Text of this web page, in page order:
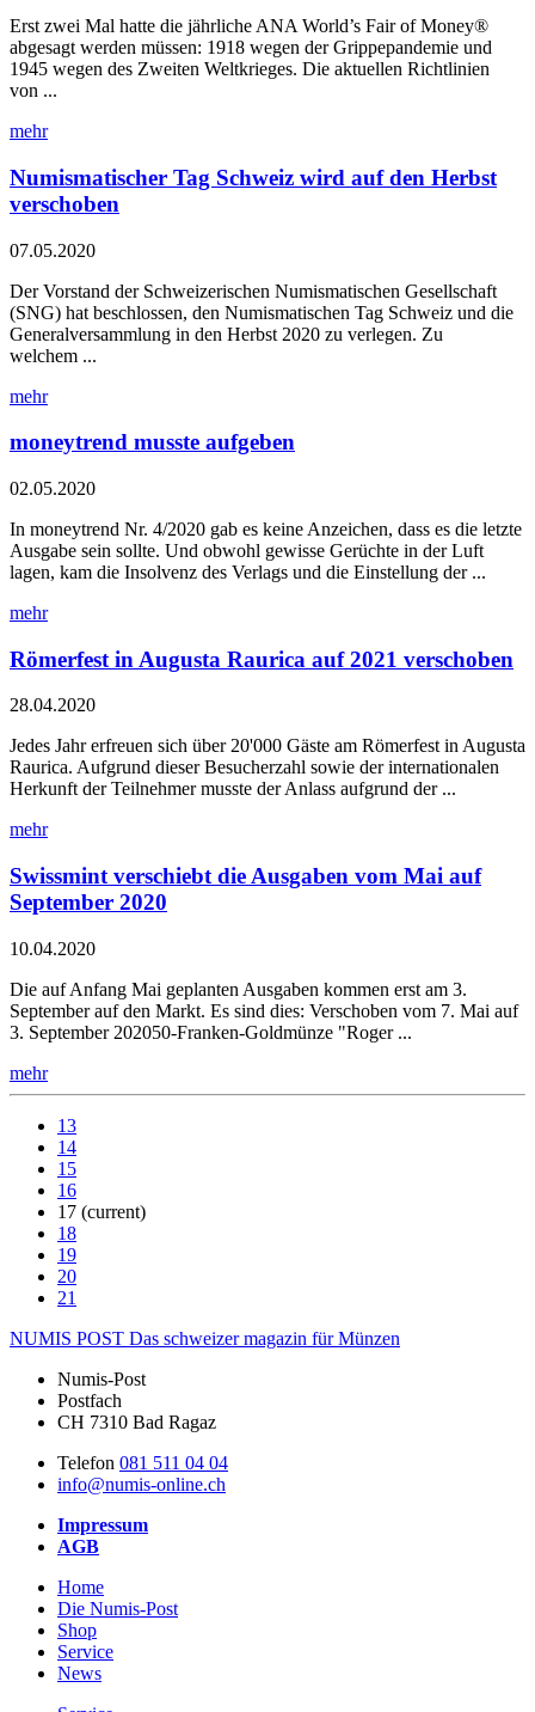
Erst zwei Mal hatte die jährliche ANA World’s Fair of Money®
abgesagt werden müssen: 1918 wegen der Grippepandemie und
1945 wegen des Zweiten Weltkrieges. Die aktuellen Richtlinien
von ...
mehr
Numismatischer Tag Schweiz wird auf den Herbst
verschoben
07.05.2020
Der Vorstand der Schweizerischen Numismatischen Gesellschaft
(SNG) hat beschlossen, den Numismatischen Tag Schweiz und die
Generalversammlung in den Herbst 2020 zu verlegen. Zu
welchem ...
mehr
moneytrend musste aufgeben
02.05.2020
In moneytrend Nr. 4/2020 gab es keine Anzeichen, dass es die letzte
Ausgabe sein sollte. Und obwohl gewisse Gerüchte in der Luft
lagen, kam die Insolvenz des Verlags und die Einstellung der ...
mehr
Römerfest in Augusta Raurica auf 2021 verschoben
28.04.2020
Jedes Jahr erfreuen sich über 20'000 Gäste am Römerfest in Augusta
Raurica. Aufgrund dieser Besucherzahl sowie der internationalen
Herkunft der Teilnehmer musste der Anlass aufgrund der ...
mehr
Swissmint verschiebt die Ausgaben vom Mai auf
September 2020
10.04.2020
Die auf Anfang Mai geplanten Ausgaben kommen erst am 3.
September auf den Markt. Es sind dies: Verschoben vom 7. Mai auf
3. September 202050-Franken-Goldmünze "Roger ...
mehr
13
14
15
16
17 (current)
18
19
20
21
NUMIS POST Das schweizer magazin für Münzen
Numis-Post
Postfach
CH 7310 Bad Ragaz
Telefon 081 511 04 04
info@numis-online.ch
Impressum
AGB
Home
Die Numis-Post
Shop
Service
News